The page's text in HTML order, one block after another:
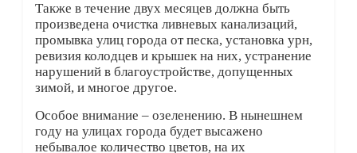
Также в течение двух месяцев должна быть
произведена очистка ливневых канализаций,
промывка улиц города от песка, установка урн,
ревизия колодцев и крышек на них, устранение
нарушений в благоустройстве, допущенных
зимой, и многое другое.
Особое внимание – озеленению. В нынешнем
году на улицах города будет высажено
небывалое количество цветов, на их